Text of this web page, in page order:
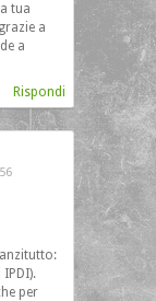
tua
a
a
Rispondi
per